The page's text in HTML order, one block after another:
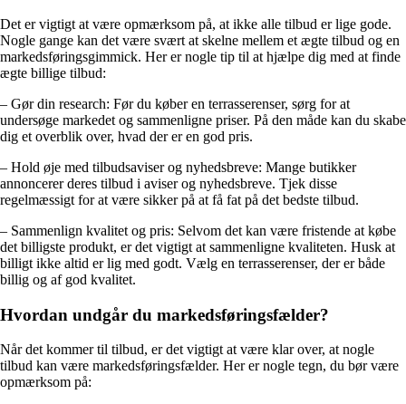
Det er vigtigt at være opmærksom på, at ikke alle tilbud er lige gode.
Nogle gange kan det være svært at skelne mellem et ægte tilbud og en
markedsføringsgimmick. Her er nogle tip til at hjælpe dig med at finde
ægte billige tilbud:
– Gør din research: Før du køber en terrasserenser, sørg for at
undersøge markedet og sammenligne priser. På den måde kan du skabe
dig et overblik over, hvad der er en god pris.
– Hold øje med tilbudsaviser og nyhedsbreve: Mange butikker
annoncerer deres tilbud i aviser og nyhedsbreve. Tjek disse
regelmæssigt for at være sikker på at få fat på det bedste tilbud.
– Sammenlign kvalitet og pris: Selvom det kan være fristende at købe
det billigste produkt, er det vigtigt at sammenligne kvaliteten. Husk at
billigt ikke altid er lig med godt. Vælg en terrasserenser, der er både
billig og af god kvalitet.
Hvordan undgår du markedsføringsfælder?
Når det kommer til tilbud, er det vigtigt at være klar over, at nogle
tilbud kan være markedsføringsfælder. Her er nogle tegn, du bør være
opmærksom på: